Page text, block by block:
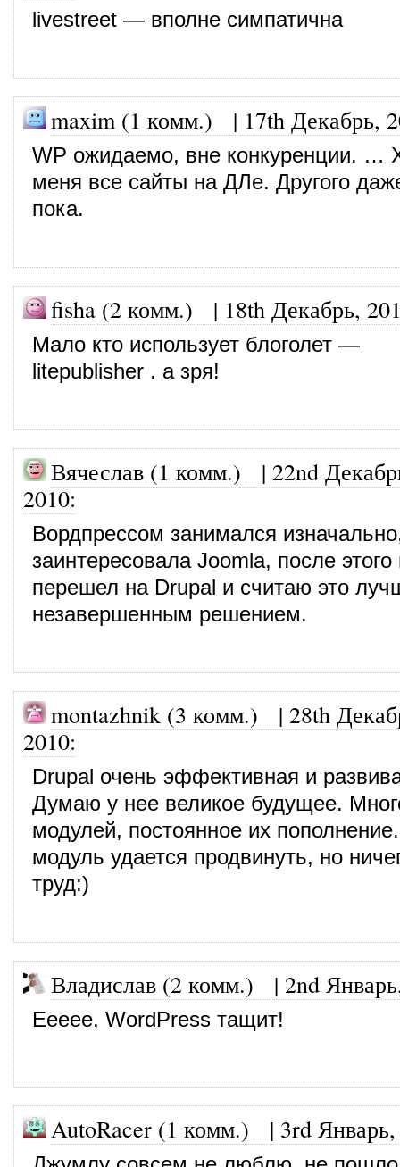
livestreet — вполне симпатична
maxim (1 комм.) | 17th Декабрь,
WP ожидаемо, вне конкуренции. …
меня все сайты на ДЛе. Другого
пока.
fisha (2 комм.) | 18th Декабрь,
Мало кто использует блоголет —
litepublisher . а зря!
Вячеслав (1 комм.) | 22nd
2010:
Вордпрессом занимался
заинтересовала Joomla, после
перешел на Drupal и считаю это
незавершенным решением.
montazhnik (3 комм.) | 28th
2010:
Drupal очень эффективная и
Думаю у нее великое будущее.
модулей, постоянное их
модуль удается продвинуть, но
труд:)
Владислав (2 комм.) | 2nd
Еееее, WordPress тащит!
AutoRacer (1 комм.) | 3rd